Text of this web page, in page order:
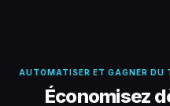
AUTOMATISER ET GAGNER DU
Économisez